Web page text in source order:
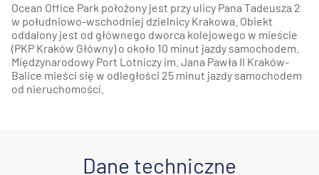
Ocean Office Park położony jest przy ulicy Pana Tadeusza 2
w południowo-wschodniej dzielnicy Krakowa. Obiekt
oddalony jest od głównego dworca kolejowego w mieście
(PKP Kraków Główny) o około 10 minut jazdy samochodem.
Międzynarodowy Port Lotniczy im. Jana Pawła II Kraków-
Balice mieści się w odległości 25 minut jazdy samochodem
od nieruchomości.
Dane techniczne